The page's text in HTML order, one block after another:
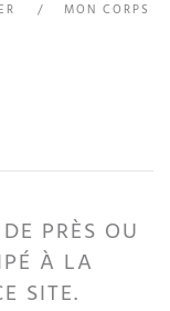
MON CORPS
PRÈS OU
À LA
SITE.